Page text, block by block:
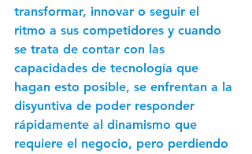
transformar, innovar o seguir el
ritmo a sus competidores y cuando
se trata de contar con las
capacidades de tecnología que
hagan esto posible, se enfrentan a la
disyuntiva de poder responder
rápidamente al dinamismo que
requiere el negocio, pero perdiendo